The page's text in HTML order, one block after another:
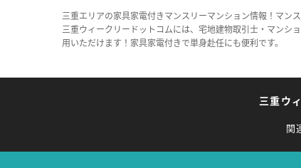
三重エリアの家具家電付きマンスリーマンション情報！マン
三重ウィークリードットコムには、宅地建物取引士・マンシ
用いただけます！家具家電付きで単身赴任にも便利です。
三重ウ
関